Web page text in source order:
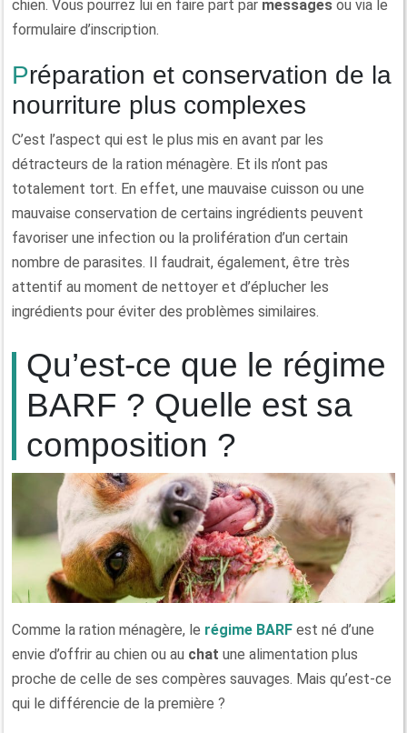
chien. Vous pourrez lui en faire part par messages ou via le
formulaire d’inscription.
Préparation et conservation de la
nourriture plus complexes
C’est l’aspect qui est le plus mis en avant par les
détracteurs de la ration ménagère. Et ils n’ont pas
totalement tort. En effet, une mauvaise cuisson ou une
mauvaise conservation de certains ingrédients peuvent
favoriser une infection ou la prolifération d’un certain
nombre de parasites. Il faudrait, également, être très
attentif au moment de nettoyer et d’éplucher les
ingrédients pour éviter des problèmes similaires.
Qu’est-ce que le régime
BARF ? Quelle est sa
composition ?
Comme la ration ménagère, le régime BARF est né d’une
envie d’offrir au chien ou au chat une alimentation plus
proche de celle de ses compères sauvages. Mais qu’est-ce
qui le différencie de la première ?